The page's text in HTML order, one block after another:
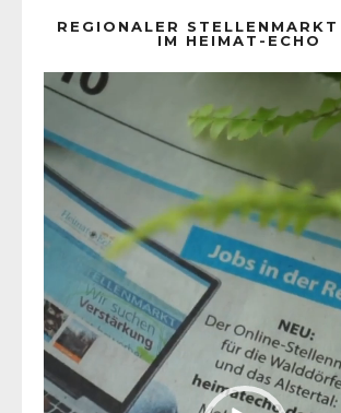
REGIONALER
IM HEIMAT-ECHO
Player